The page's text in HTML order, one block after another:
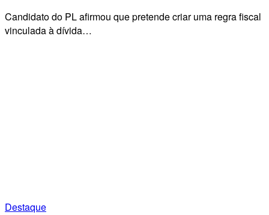
Candidato do PL afirmou que pretende criar uma regra fiscal
vinculada à dívida…
Destaque